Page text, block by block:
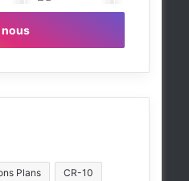
nous
Plans CR-10